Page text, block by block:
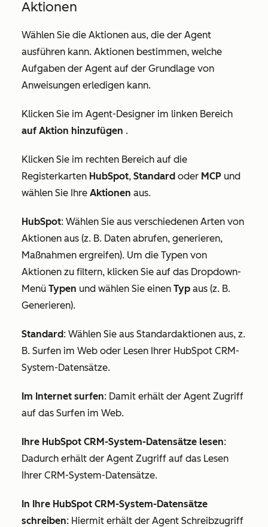
Aktionen
Wählen Sie die Aktionen aus, die der Agent
ausführen kann. Aktionen bestimmen, welche
Aufgaben der Agent auf der Grundlage von
Anweisungen erledigen kann.
Klicken Sie im Agent-Designer im linken Bereich
auf Aktion hinzufügen .
Klicken Sie im rechten Bereich auf die
Registerkarten HubSpot, Standard oder MCP und
wählen Sie Ihre Aktionen aus.
HubSpot: Wählen Sie aus verschiedenen Arten von
Aktionen aus (z. B. Daten abrufen, generieren,
Maßnahmen ergreifen). Um die Typen von
Aktionen zu filtern, klicken Sie auf das Dropdown-
Menü Typen und wählen Sie einen Typ aus (z. B.
Generieren).
Standard: Wählen Sie aus Standardaktionen aus, z.
B. Surfen im Web oder Lesen Ihrer HubSpot CRM-
System-Datensätze.
Im Internet surfen: Damit erhält der Agent Zugriff
auf das Surfen im Web.
Ihre HubSpot CRM-System-Datensätze lesen:
Dadurch erhält der Agent Zugriff auf das Lesen
Ihrer CRM-System-Datensätze.
In Ihre HubSpot CRM-System-Datensätze
schreiben: Hiermit erhält der Agent Schreibzugriff